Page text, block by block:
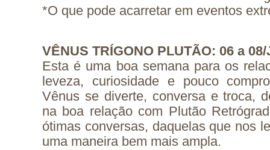
*O que pode acarretar em eventos
VÊNUS TRÍGONO PLUTÃO: 06 a
Esta é uma boa semana para os
leveza, curiosidade e pouco
Vênus se diverte, conversa e troca,
na boa relação com Plutão
ótimas conversas, daquelas que nos
uma maneira bem mais ampla.